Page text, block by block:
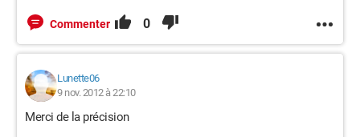
Commenter 0
Lunette06
9 nov. 2012 à 22:10
Merci de la précision